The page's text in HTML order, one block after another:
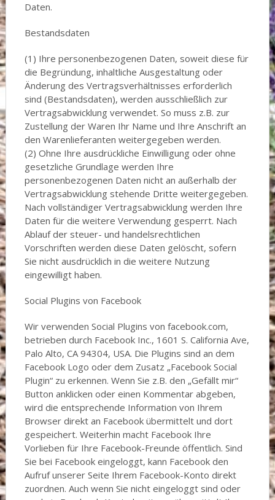
Daten.
Bestandsdaten
(1) Ihre personenbezogenen Daten, soweit diese für
die Begründung, inhaltliche Ausgestaltung oder
Änderung des Vertragsverhältnisses erforderlich
sind (Bestandsdaten), werden ausschließlich zur
Vertragsabwicklung verwendet. So muss z.B. zur
Zustellung der Waren Ihr Name und Ihre Anschrift an
den Warenlieferanten weitergegeben werden.
(2) Ohne Ihre ausdrückliche Einwilligung oder ohne
gesetzliche Grundlage werden Ihre
personenbezogenen Daten nicht an außerhalb der
Vertragsabwicklung stehende Dritte weitergegeben.
Nach vollständiger Vertragsabwicklung werden Ihre
Daten für die weitere Verwendung gesperrt. Nach
Ablauf der steuer- und handelsrechtlichen
Vorschriften werden diese Daten gelöscht, sofern
Sie nicht ausdrücklich in die weitere Nutzung
eingewilligt haben.
Social Plugins von Facebook
Wir verwenden Social Plugins von facebook.com,
betrieben durch Facebook Inc., 1601 S. California Ave,
Palo Alto, CA 94304, USA. Die Plugins sind an dem
Facebook Logo oder dem Zusatz „Facebook Social
Plugin“ zu erkennen. Wenn Sie z.B. den „Gefällt mir“
Button anklicken oder einen Kommentar abgeben,
wird die entsprechende Information von Ihrem
Browser direkt an Facebook übermittelt und dort
gespeichert. Weiterhin macht Facebook Ihre
Vorlieben für Ihre Facebook-Freunde öffentlich. Sind
Sie bei Facebook eingeloggt, kann Facebook den
Aufruf unserer Seite Ihrem Facebook-Konto direkt
zuordnen. Auch wenn Sie nicht eingeloggt sind oder